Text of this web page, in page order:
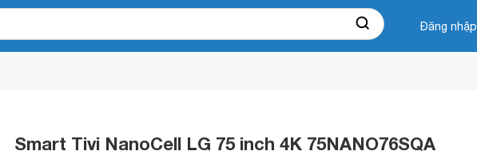
Đăng nhập
Smart Tivi NanoCell LG 75 inch 4K 75NANO76SQA